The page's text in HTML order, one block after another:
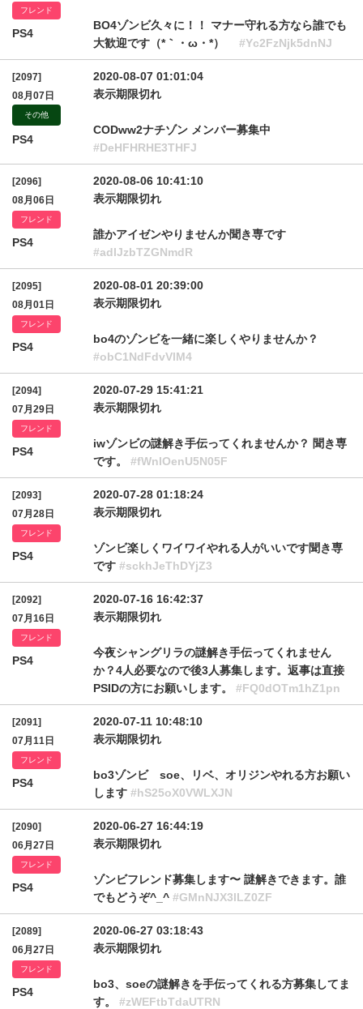
フレンド
PS4
BO4ゾンビ久々に！！ マナー守れる方なら誰でも
大歓迎です（*｀・ω・*）ゞ #Yc2FzNjk5dnNJ
[2097]
08月07日
その他
PS4
2020-08-07 01:01:04
表示期限切れ
CODww2ナチゾン メンバー募集中
#DeHFHRHE3THFJ
[2096]
08月06日
フレンド
PS4
2020-08-06 10:41:10
表示期限切れ
誰かアイゼンやりませんか聞き専です
#adlJzbTZGNmdR
[2095]
08月01日
フレンド
PS4
2020-08-01 20:39:00
表示期限切れ
bo4のゾンビを一緒に楽しくやりませんか？
#obC1NdFdvVlM4
[2094]
07月29日
フレンド
PS4
2020-07-29 15:41:21
表示期限切れ
iwゾンビの謎解き手伝ってくれませんか？ 聞き専
です。 #fWnlOenU5N05F
[2093]
07月28日
フレンド
PS4
2020-07-28 01:18:24
表示期限切れ
ゾンビ楽しくワイワイやれる人がいいです聞き専
です #sckhJeThDYjZ3
[2092]
07月16日
フレンド
PS4
2020-07-16 16:42:37
表示期限切れ
今夜シャングリラの謎解き手伝ってくれません
か？4人必要なので後3人募集します。返事は直接
PSIDの方にお願いします。 #FQ0dOTm1hZ1pn
[2091]
07月11日
フレンド
PS4
2020-07-11 10:48:10
表示期限切れ
bo3ゾンビ soe、リベ、オリジンやれる方お願い
します #hS25oX0VWLXJN
[2090]
06月27日
フレンド
PS4
2020-06-27 16:44:19
表示期限切れ
ゾンビフレンド募集します〜 謎解きできます。誰
でもどうぞ^_^ #GMnNJX3lLZ0ZF
[2089]
06月27日
フレンド
PS4
2020-06-27 03:18:43
表示期限切れ
bo3、soeの謎解きを手伝ってくれる方募集してま
す。 #zWEFtbTdaUTRN